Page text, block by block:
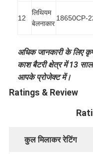
12
लिथियम
बेलनाकार
18650CP-
अधिक जानकारी के लिए
काश बैटरी क्षेत्र में 13
आपके प्रोजेक्ट में।
Ratings & Review
कुल मिलाकर रेटिंग